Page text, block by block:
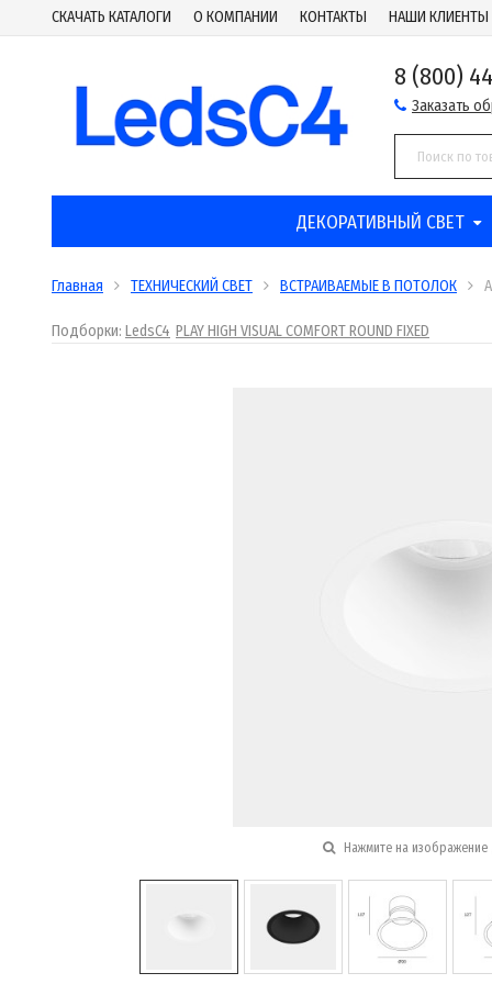
СКАЧАТЬ КАТАЛОГИ О КОМПАНИИ КОНТАКТЫ НАШИ КЛИЕНТЫ
8 (800)
Заказать
ДЕКОРАТИВНЫЙ СВЕТ
Главная ТЕХНИЧЕСКИЙ СВЕТ ВСТРАИВАЕМЫЕ В ПОТОЛОК
Подборки: LedsC4 PLAY HIGH VISUAL COMFORT ROUND FIXED
Нажмите на изображение